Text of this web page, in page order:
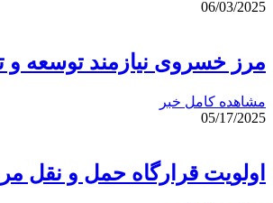
06/03/2025
مرز خسروی نیازمند توسعه
مشاهده کامل خبر
05/17/2025
اولویت قرارگاه حمل و نقل